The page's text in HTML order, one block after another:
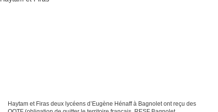
Haytam et Firas deux lycéens d’Eugène Hénaff à Bagnolet ont reçu des